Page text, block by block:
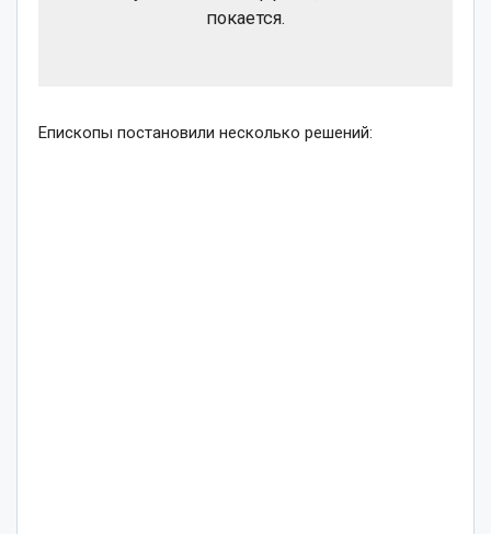
покается.
Епископы постановили несколько решений: